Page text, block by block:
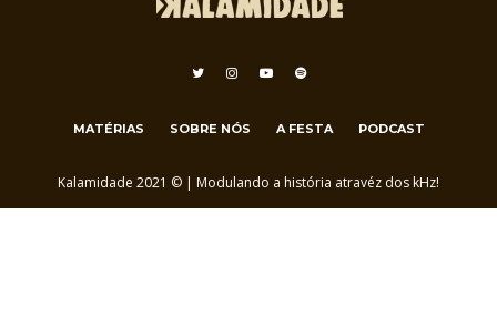
MATÉRIAS SOBRE NÓS A FESTA PODCAST
Kalamidade 2021 © | Modulando a história atravéz dos kHz!